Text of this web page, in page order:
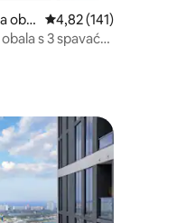
obal Prosječna ocjena:
4,82 (141)
s 3 spavaće